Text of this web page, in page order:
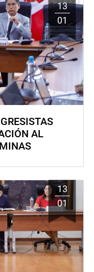
13
01
AL
13
01